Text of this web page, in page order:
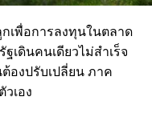
กเพื่อการลงทุนในตลาด
ฐเดินคนเดียวไม่สำเร็จ
องปรับเปลี่ยน ภาค
เอง